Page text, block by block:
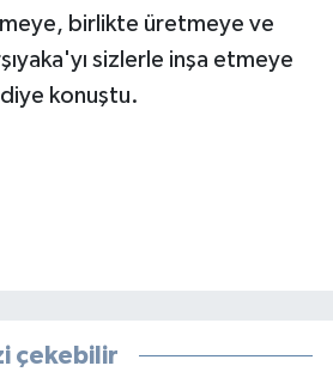
birlikte üretmeye ve
sizlerle inşa etmeye
konuştu.
çekebilir